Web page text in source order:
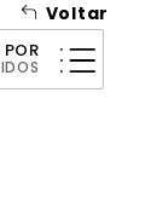
Voltar
POR